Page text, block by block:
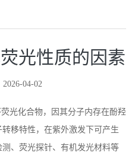
光性质的因素
04-02
光化合物，因其分子内存在酚羟
移特性，在紫外激发下可产生
、荧光探针、有机发光材料等